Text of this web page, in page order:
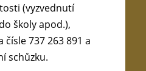
SCHRÁNKY
(vyzvednutí
školy apod.),
737 263 891 a
schůzku.